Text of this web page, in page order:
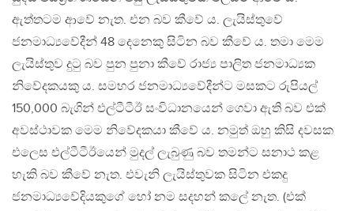
ඇත්තටම ආවේ නැත. එන බව කීවේ ය. ලැයිස්තුවේ
ජනමාධ්‍යවේදීන් 48 දෙනෙකු සිටින බව කීවේ ය. තමා මෙම
ලැයිස්තුව දුටු බව පුන පුනා කීවේ රාජ්‍ය පාලිත ජනමාධ්‍යක
නිවේදකයකු ය. සමහර ජනමාධ්‍යවේදීන්ට මසකට රුපියල්
150,000 බැගින් එල්ටීටීඊ සංවිධානයෙන් ගෙවා ඇති බව එක්
අවස්ථාවක මෙම නිවේදකයා කීවේ ය. නමුත් ඔහු කිසි දවසක
එලෙස එල්ටීටීඊයෙන් මුදල් ලැබුණු බව තමන්ට සනාථ කළ
හැකි බව කීවේ නැත. එවැනි ලැයිස්තුවක සිටින එකදු
ජනමාධ්‍යවේදියකුගේ හෝ නම සදහන් කලේ නැත. (එක්